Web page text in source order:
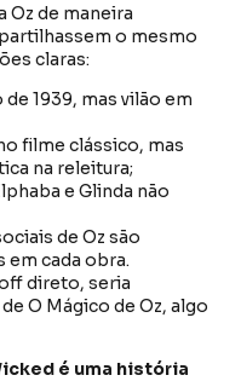
de maneira
o mesmo
claras:
1939, mas vilão em
filme clássico, mas
na releitura;
e Glinda não
de Oz são
cada obra.
direto, seria
O Mágico de Oz, algo
é uma história